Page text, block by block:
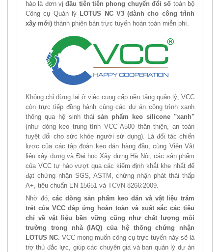
hào là đơn vịđầu tiên tiên phong chuyển đổi số toàn bộ
Công cụ Quản lý LOTUS NC V3 (dành cho công trình
xây mới) thành phiên bản trực tuyến hoàn toàn miễn phí.
Không chỉ dừng lại ở việc cung cấp nền tảng quản lý, VCC
còn trực tiếp đồng hành cùng các dự án công trình xanh
thông qua hệ sinh tháisản phẩm keo silicone "xanh"
(như dòng keo trung tính VCC A500 thân thiện, an toàn
tuyệt đối cho sức khỏe người sử dụng). Là đối tác chiến
lược của các tập đoàn keo dán hàng đầu, cùng Viện Vật
liệu xây dựng và Đại học Xây dựng Hà Nội, các sản phẩm
của VCC tự hào vượt qua các kiểm định khắt khe nhất để
đạt chứng nhận SGS, ASTM, chứng nhận phát thải thấp
A+, tiêu chuẩn EN 15651 và TCVN 8266:2009.
Nhờ đó,các dòng sản phẩm keo dán và vật liệu trám
trét của VCC đáp ứng hoàn toàn và xuất sắc các tiêu
chí về vật liệu bền vững cũng như chất lượng môi
trường trong nhà (IAQ) của hệ thống chứng nhận
LOTUS NC. VCC mong muốn công cụ trực tuyến này sẽ là
trợ thủ đắc lực, giúp các chuyên gia và ban quản lý dự án